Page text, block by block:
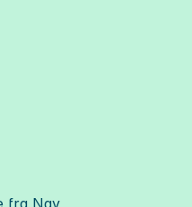
fra Nav